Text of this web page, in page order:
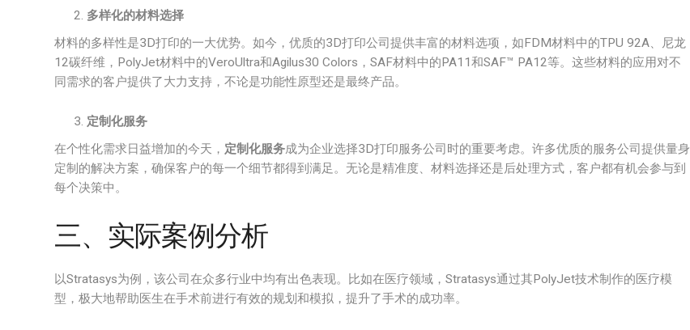
多样化的材料选择
材料的多样性是3D打印的一大优势。如今，优质的3D打印公司提供丰富的材料选项，如FDM材料中的TPU 92A、尼龙
12碳纤维，PolyJet材料中的VeroUltra和Agilus30 Colors，SAF材料中的PA11和SAF™ PA12等。这些材料的应用对不
同需求的客户提供了大力支持，不论是功能性原型还是最终产品。
定制化服务
在个性化需求日益增加的今天， 定制化服务成为企业选择3D打印服务公司时的重要考虑。许多优质的服务公司提供量身
定制的解决方案，确保客户的每一个细节都得到满足。无论是精准度、材料选择还是后处理方式，客户都有机会参与到
每个决策中。
三、实际案例分析
以Stratasys为例，该公司在众多行业中均有出色表现。比如在医疗领域，Stratasys通过其PolyJet技术制作的医疗模
型，极大地帮助医生在手术前进行有效的规划和模拟，提升了手术的成功率。